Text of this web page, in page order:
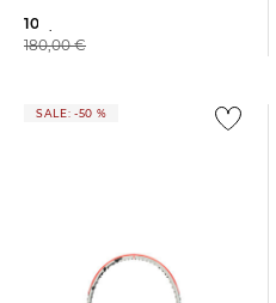
109,99 €
180,00 €
SALE: -50 %